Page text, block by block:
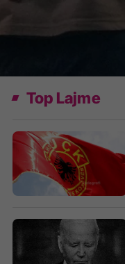
Top Lajme